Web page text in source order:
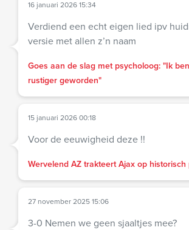
16 januari 2026 15:34
Verdiend een echt eigen lied ipv
versie met allen z’n naam
Goes aan de slag met psycholoog: "Ik
rustiger geworden"
15 januari 2026 00:18
Voor de eeuwigheid deze !!
Wervelend AZ trakteert Ajax op
27 november 2025 15:06
3-0 Nemen we geen sjaaltjes mee?